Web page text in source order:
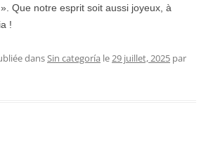
Que notre esprit soit aussi joyeux, à
!
dansSin categoría le29 juillet, 2025 par